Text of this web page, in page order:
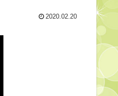
2020.02.20